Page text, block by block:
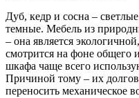
Дуб, кедр и сосна –
темные. Мебель из
– она является
смотрится на фоне общего
шкафа чаще всего
Причиной тому – их
переносить механическое